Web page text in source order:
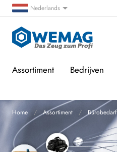
Nederlands
Assortiment Bedrijven
Home Assortiment Bürobedarf